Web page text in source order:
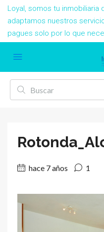
Loyal, somos tu inmobiliaria
adaptamos nuestros
pagues solo por lo que
hace 7 años 1